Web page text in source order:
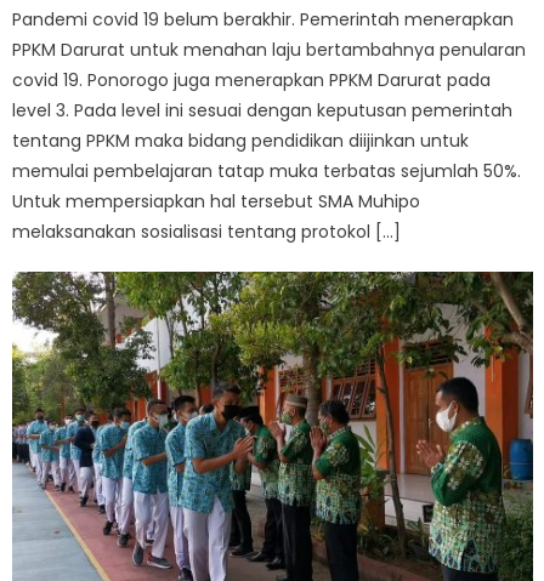
Pandemi covid 19 belum berakhir. Pemerintah menerapkan
PPKM Darurat untuk menahan laju bertambahnya penularan
covid 19. Ponorogo juga menerapkan PPKM Darurat pada
level 3. Pada level ini sesuai dengan keputusan pemerintah
tentang PPKM maka bidang pendidikan diijinkan untuk
memulai pembelajaran tatap muka terbatas sejumlah 50%.
Untuk mempersiapkan hal tersebut SMA Muhipo
melaksanakan sosialisasi tentang protokol […]